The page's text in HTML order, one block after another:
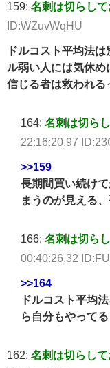
159: 名刺は切らし
ID:WZuvWqHU
ドルコスト平均法
ル弱い人には気休め
信じる者は救われる
164: 名刺は切ら
22:16:20.97
>>159
長期間買い続け
まうのが見える
166: 名刺は切ら
00:40:26.32
>>164
ドルコスト平均
ら自分もやって
162: 名刺は切らし